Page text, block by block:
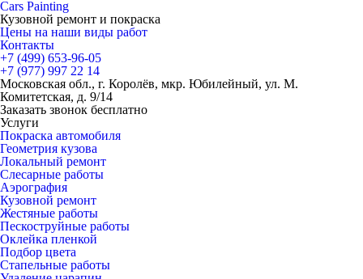
Cars Painting
Кузовной ремонт и покраска
Цены на наши виды работ
Контакты
+7 (499) 653-96-05
+7 (977) 997 22 14
Московская обл., г. Королёв, мкр. Юбилейный, ул. М.
Комитетская, д. 9/14
Заказать звонок бесплатно
Услуги
Покраска автомобиля
Геометрия кузова
Локальный ремонт
Слесарные работы
Аэрография
Кузовной ремонт
Жестяные работы
Пескоструйные работы
Оклейка пленкой
Подбор цвета
Стапельные работы